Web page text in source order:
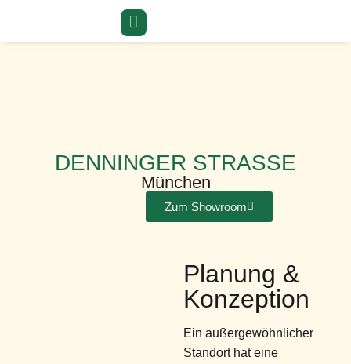
DENNINGER STRASSE
München
Zum Showroom
Planung &
Konzeption
Ein außergewöhnlicher
Standort hat eine